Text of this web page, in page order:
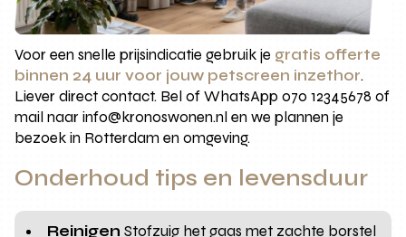
Voor een snelle prijsindicatie gebruik je gratis offerte
binnen 24 uur voor jouw petscreen inzethor.
Liever direct contact. Bel of WhatsApp 070 12345678 of
mail naar info@kronoswonen.nl en we plannen je
bezoek in Rotterdam en omgeving.
Onderhoud tips en levensduur
Reinigen Stofzuig het gaas met zachte borstel